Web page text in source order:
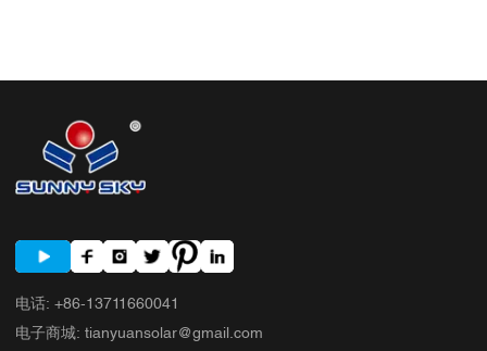
电话: +86-13711660041
电子商城: tianyuansolar@gmail.com